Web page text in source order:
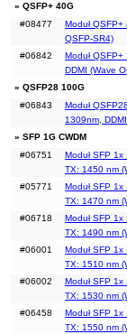
» QSFP+ 40G
#08477
Moduł
QSFP-SR4)
#06842
Moduł
DDMI (Wave
» QSFP28 100G
#06843
Moduł
1309nm,
» SFP 1G CWDM
#06751
Moduł SFP
TX: 1450 nm
#05771
Moduł SFP
TX: 1470 nm
#06718
Moduł SFP
TX: 1490 nm
#06001
Moduł SFP
TX: 1510 nm
#06002
Moduł SFP
TX: 1530 nm
#06458
Moduł SFP
TX: 1550 nm